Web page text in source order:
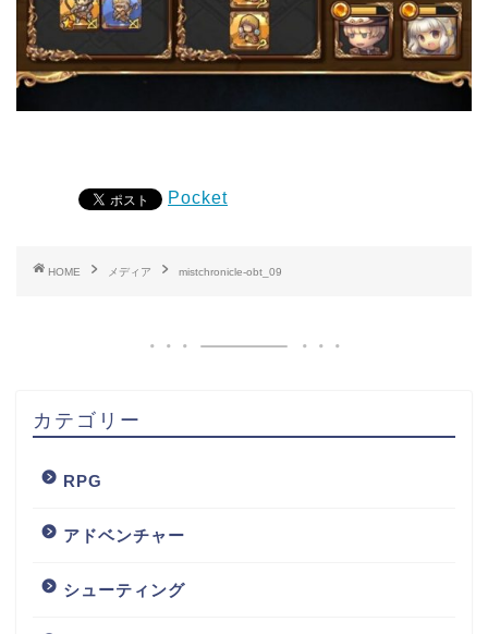
Pocket
HOME メディア mistchronicle-obt_09
カテゴリー
RPG
アドベンチャー
シューティング